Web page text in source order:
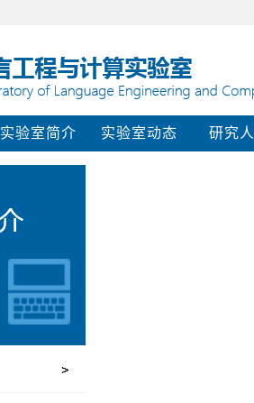
实验室简介 实验室动态 研究